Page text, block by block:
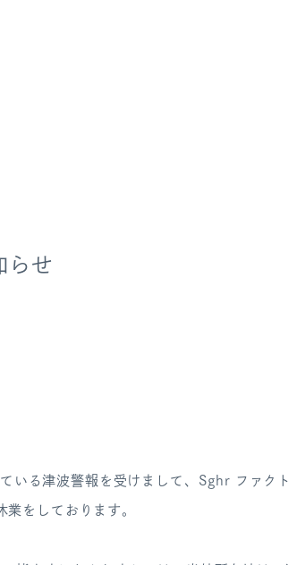
せ
いる津波警報を受けまして、Sghr ファク
をしております。